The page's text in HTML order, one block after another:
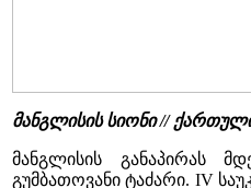
მანგლისის სიონი //
მანგლისის განაპირას
გუმბათოვანი ტაძარი. IV